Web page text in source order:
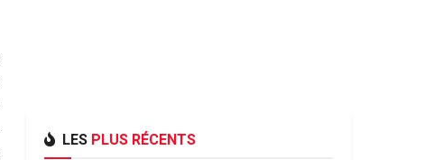
LES PLUS RÉCENTS